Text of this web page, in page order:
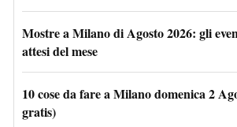
Mostre a Milano di Agosto 2026: gli
attesi del mese
10 cose da fare a Milano domenica 2
gratis)